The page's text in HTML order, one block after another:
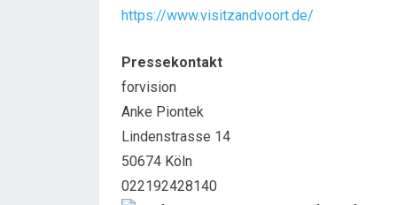
https://www.visitzandvoort.de/
Pressekontakt
forvision
Anke Piontek
Lindenstrasse 14
50674 Köln
022192428140